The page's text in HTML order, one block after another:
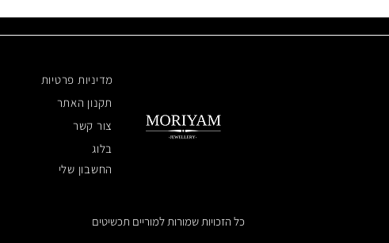
מדיניות פרטיות
תקנון האתר
צור קשר
בלוג
החשבון שלי
כל הזכויות שמורות למוריים תכשיטים